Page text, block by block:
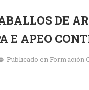
DE
E APEO
Publicado en Formación